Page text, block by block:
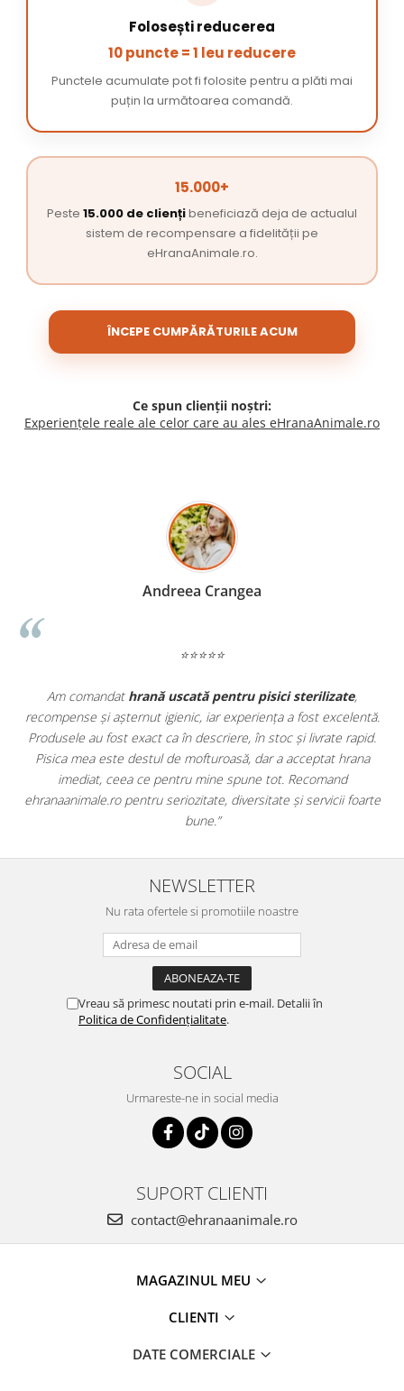
Folosești reducerea
10 puncte = 1 leu reducere
Punctele acumulate pot fi folosite pentru a plăti mai
puțin la următoarea comandă.
15.000+
Peste 15.000 de cliențibeneficiază deja de actualul
sistem de recompensare a fidelității pe
eHranaAnimale.ro.
ÎNCEPE CUMPĂRĂTURILE ACUM
Ce spun clienții noștri:
Experiențele reale ale celor care au ales eHranaAnimale.ro
Madalina Stancea
⭐⭐⭐⭐⭐
Apreciez foarte mult faptul că peehranaanimale.rogăsesc nu
doar hrană, ci și produse dinfarmacia veterinară:
antiparazitare, suplimente și soluții de îngrijire. Este foarte
comod să pot comanda tot ce am nevoie pentru animalul meu
dintr-un singur loc. Livrarea a fost rapidă, iar produsele au fost
originale și în termen. Magazin serios, bine organizat și foarte util
pentru orice stăpân de animale.
NEWSLETTER
Nu rata ofertele si promotiile noastre
Vreau să primesc noutati prin e-mail. Detalii în
Politica de Confidențialitate.
SOCIAL
Urmareste-ne in social media
SUPORT CLIENTI
contact@ehranaanimale.ro
MAGAZINUL MEU
CLIENTI
DATE COMERCIALE